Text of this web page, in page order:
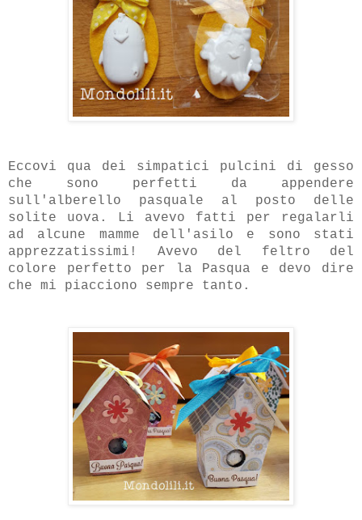
Eccovi qua dei simpatici pulcini di gesso
che sono perfetti da appendere
sull'alberello pasquale al posto delle
solite uova. Li avevo fatti per regalarli
ad alcune mamme dell'asilo e sono stati
apprezzatissimi! Avevo del feltro del
colore perfetto per la Pasqua e devo dire
che mi piacciono sempre tanto.